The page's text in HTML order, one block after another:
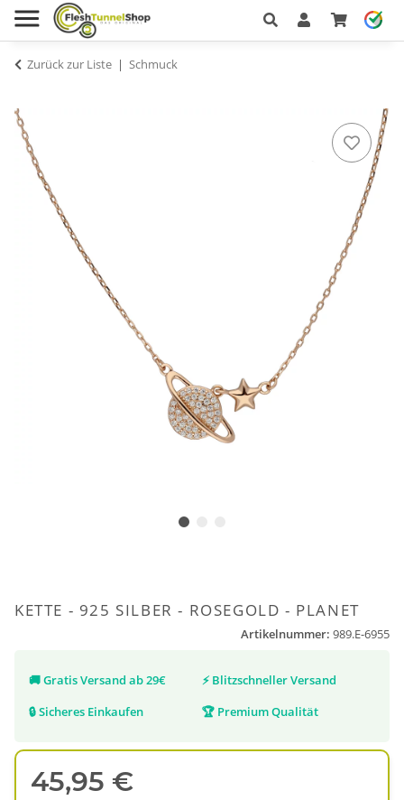
Zurück zur Liste Schmuck
KETTE - 925 SILBER - ROSEGOLD - PLANET
Artikelnummer: 989.E-6955
🚚Gratis Versand ab 29€ ⚡ Blitzschneller Versand
🔒Sicheres Einkaufen 🏆 Premium Qualität
45,95 €